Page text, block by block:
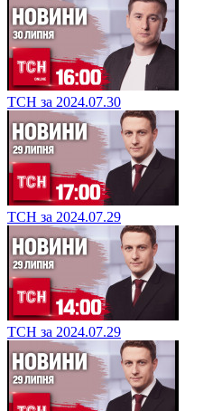
ТСН за 2024.07.30
ТСН за 2024.07.29
ТСН за 2024.07.29